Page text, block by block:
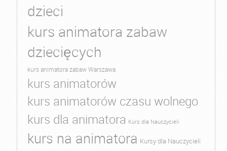
dzieci
kurs animatora zabaw
dziecięcych
kurs animatora zabaw Warszawa
kurs animatorów
kurs animatorów czasu wolnego
kurs dla animatora Kurs dla Nauczycieli
kurs na animatora Kursy dla Nauczycieli